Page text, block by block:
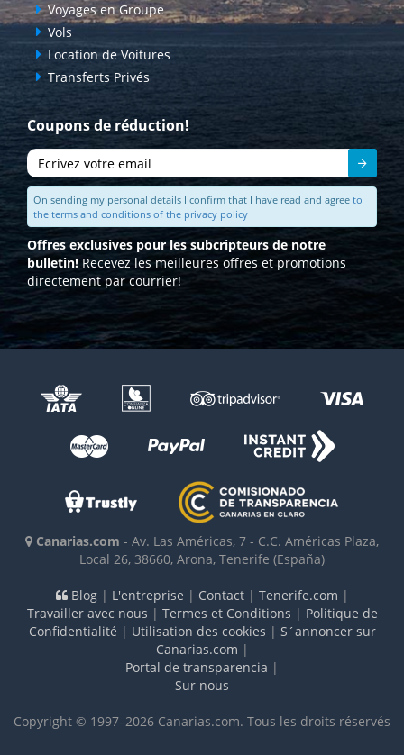
Voyages en Groupe
Vols
Location de Voitures
Transferts Privés
Coupons de réduction!
On sending my personal details I confirm that I have read and agree to
the terms and conditions of the privacy policy
Offres exclusives pour les subcripteurs de notre
bulletin! Recevez les meilleures offres et promotions
directement par courrier!
Canarias.com - Av. Las Américas, 7 - C.C. Américas Plaza,
Local 26, 38660, Arona, Tenerife (España)
Blog| L'entreprise | Contact| Tenerife.com |
Travailler avec nous | Termes et Conditions | Politique de
Confidentialité | Utilisation des cookies | S´annoncer sur
Canarias.com |
Portal de transparencia |
Sur nous
Copyright © 1997–2026 Canarias.com. Tous les droits réservés